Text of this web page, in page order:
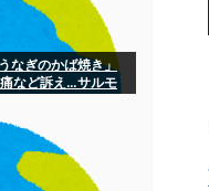
なぎのかば焼き」
など訴え…サルモ